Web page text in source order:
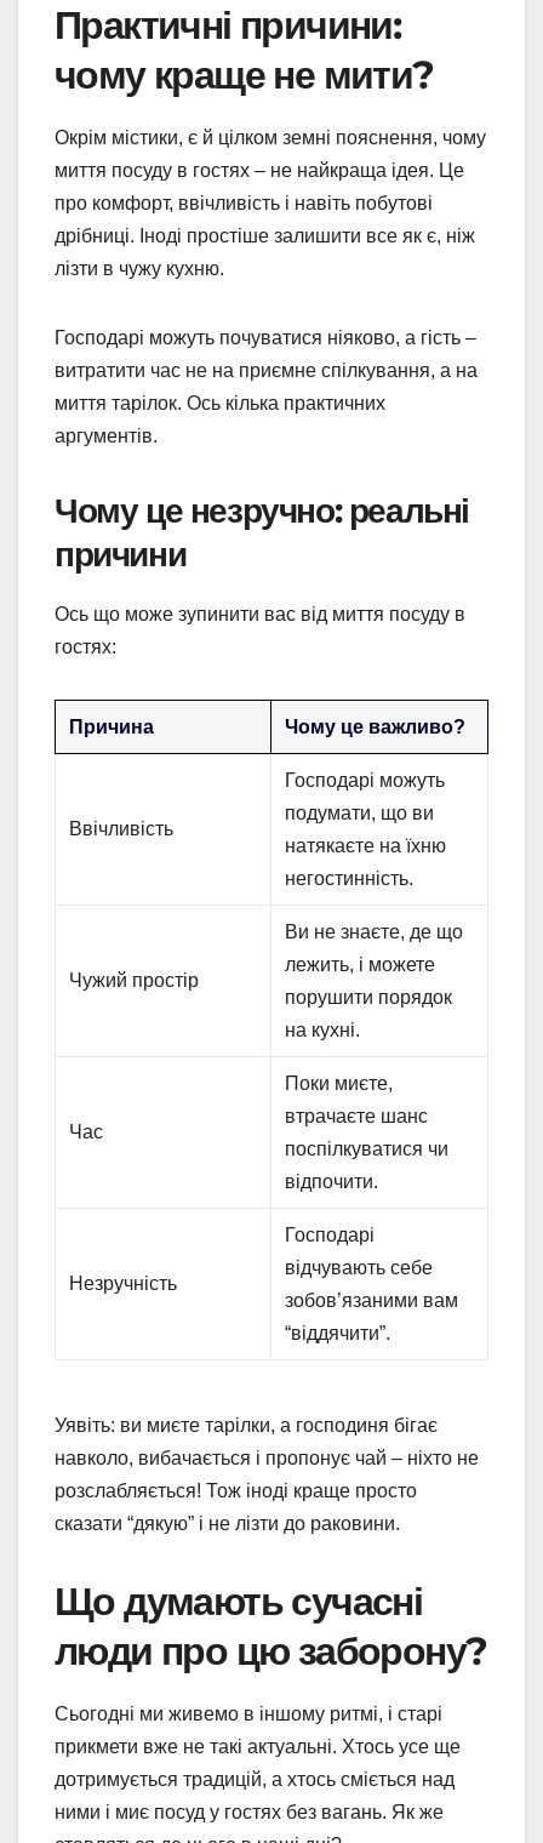
Практичні причини:
чому краще не мити?
Окрім містики, є й цілком земні пояснення, чому
миття посуду в гостях – не найкраща ідея. Це
про комфорт, ввічливість і навіть побутові
дрібниці. Іноді простіше залишити все як є, ніж
лізти в чужу кухню.
Господарі можуть почуватися ніяково, а гість –
витратити час не на приємне спілкування, а на
миття тарілок. Ось кілька практичних
аргументів.
Чому це незручно: реальні
причини
Ось що може зупинити вас від миття посуду в
гостях:
Причина Чому це важливо?
Ввічливість
Господарі можуть
подумати, що ви
натякаєте на їхню
негостинність.
Чужий простір
Ви не знаєте, де що
лежить, і можете
порушити порядок
на кухні.
Час
Поки миєте,
втрачаєте шанс
поспілкуватися чи
відпочити.
Незручність
Господарі
відчувають себе
зобов’язаними вам
“віддячити”.
Уявіть: ви миєте тарілки, а господиня бігає
навколо, вибачається і пропонує чай – ніхто не
розслабляється! Тож іноді краще просто
сказати “дякую” і не лізти до раковини.
Що думають сучасні
люди про цю заборону?
Сьогодні ми живемо в іншому ритмі, і старі
прикмети вже не такі актуальні. Хтось усе ще
дотримується традицій, а хтось сміється над
ними і миє посуд у гостях без вагань. Як же